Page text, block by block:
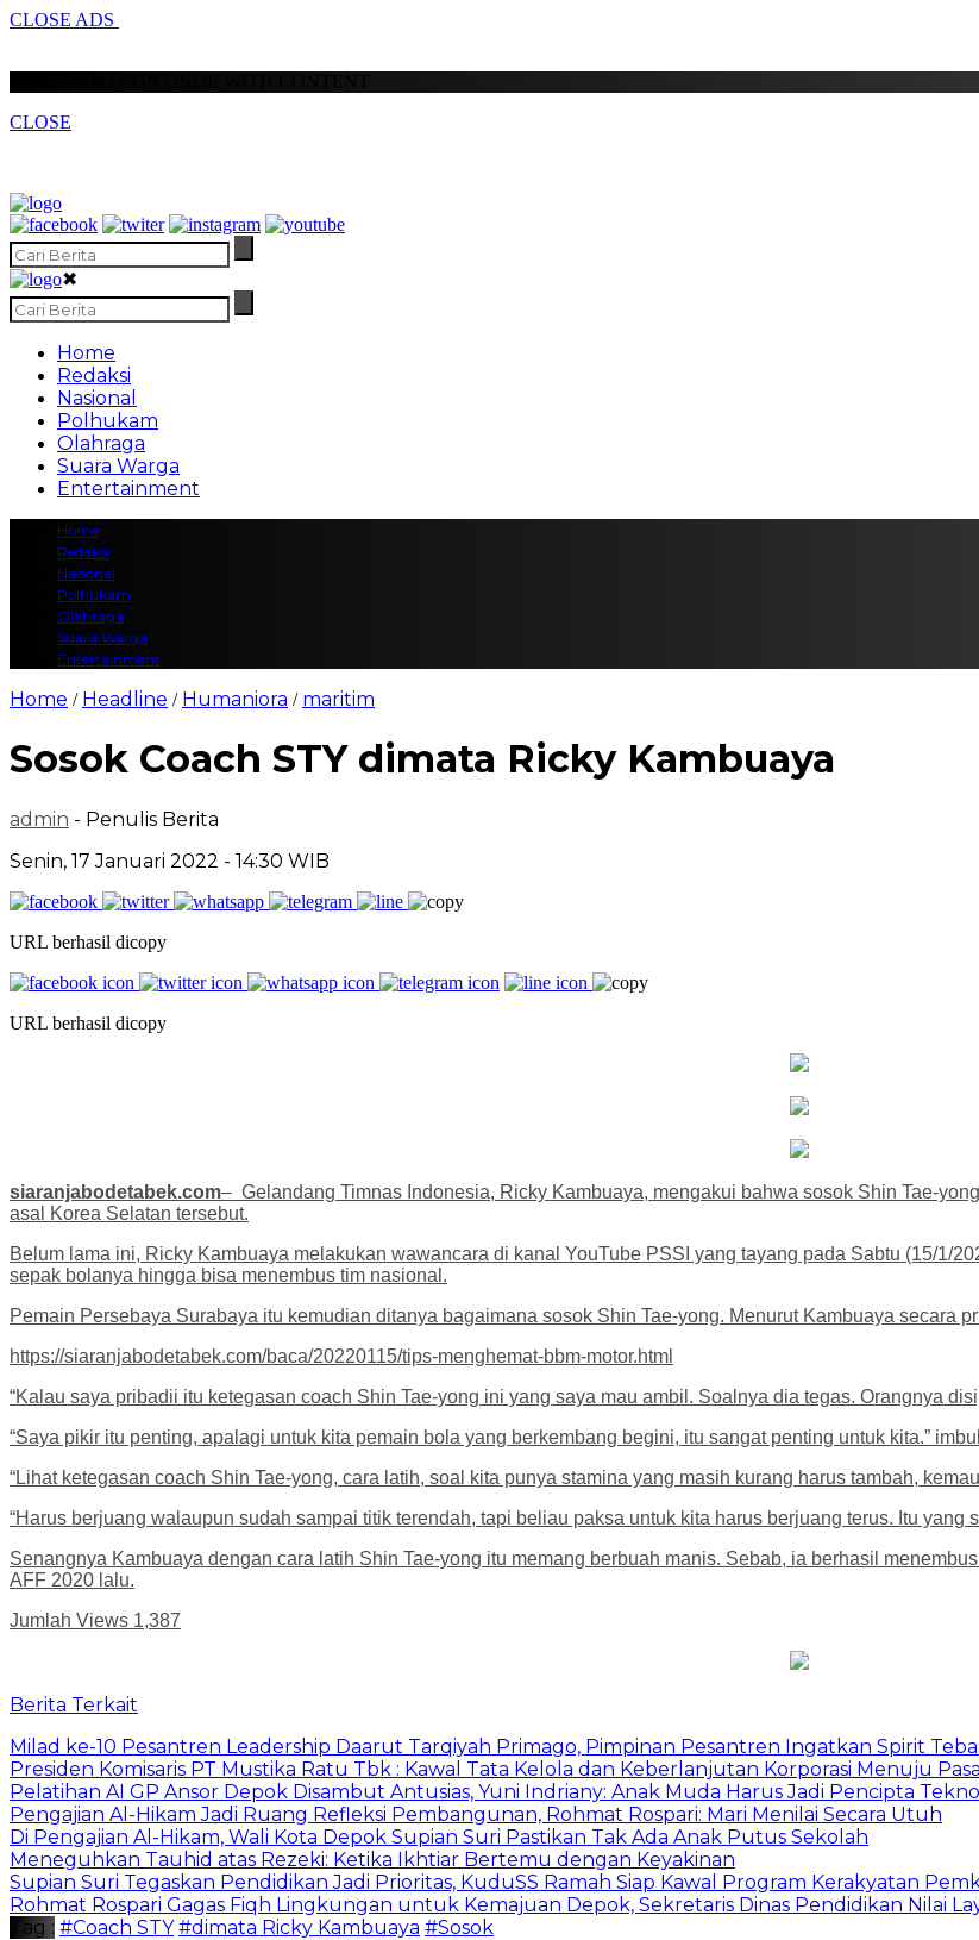
CLOSE ADS
CLOSE
✖
Home
Redaksi
Nasional
Polhukam
Olahraga
Suara Warga
Entertainment
Home
Redaksi
Nasional
Polhukam
Olahraga
Suara Warga
Entertainment
Home / Headline / Humaniora / maritim
Sosok Coach STY dimata Ricky Kambuaya
admin - Penulis Berita
Senin, 17 Januari 2022 - 14:30 WIB
URL berhasil dicopy
URL berhasil dicopy
siaranjabodetabek.com– Gelandang Timnas Indonesia, Ricky Kambuaya, mengakui bahwa sosok Shin Tae-
asal Korea Selatan tersebut.
Belum lama ini, Ricky Kambuaya melakukan wawancara di kanal YouTube PSSI yang tayang pada Sabtu (15/1/
sepak bolanya hingga bisa menembus tim nasional.
Pemain Persebaya Surabaya itu kemudian ditanya bagaimana sosok Shin Tae-yong. Menurut Kambuaya secara
https://siaranjabodetabek.com/baca/20220115/tips-menghemat-bbm-motor.html
“Kalau saya pribadii itu ketegasan coach Shin Tae-yong ini yang saya mau ambil. Soalnya dia tegas. Orangnya
“Saya pikir itu penting, apalagi untuk kita pemain bola yang berkembang begini, itu sangat penting untuk kita.”
“Lihat ketegasan coach Shin Tae-yong, cara latih, soal kita punya stamina yang masih kurang harus tambah,
“Harus berjuang walaupun sudah sampai titik terendah, tapi beliau paksa untuk kita harus berjuang terus. Itu yang
Senangnya Kambuaya dengan cara latih Shin Tae-yong itu memang berbuah manis. Sebab, ia berhasil
AFF 2020 lalu.
Jumlah Views 1,387
Berita Terkait
Milad ke-10 Pesantren Leadership Daarut Tarqiyah Primago, Pimpinan Pesantren Ingatkan Spirit
Presiden Komisaris PT Mustika Ratu Tbk : Kawal Tata Kelola dan Keberlanjutan Korporasi Menuju
Pelatihan AI GP Ansor Depok Disambut Antusias, Yuni Indriany: Anak Muda Harus Jadi Pencipta
Pengajian Al-Hikam Jadi Ruang Refleksi Pembangunan, Rohmat Rospari: Mari Menilai Secara Utuh
Di Pengajian Al-Hikam, Wali Kota Depok Supian Suri Pastikan Tak Ada Anak Putus Sekolah
Meneguhkan Tauhid atas Rezeki: Ketika Ikhtiar Bertemu dengan Keyakinan
Supian Suri Tegaskan Pendidikan Jadi Prioritas, KuduSS Ramah Siap Kawal Program Kerakyatan
Rohmat Rospari Gagas Fiqh Lingkungan untuk Kemajuan Depok, Sekretaris Dinas Pendidikan Nilai
Tag : #Coach STY #dimata Ricky Kambuaya #Sosok